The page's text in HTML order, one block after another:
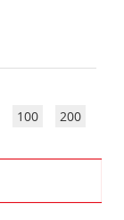
100 200